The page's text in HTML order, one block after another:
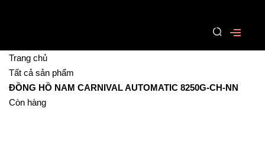
Trang chủ
Tất cả sản phẩm
ĐỒNG HỒ NAM CARNIVAL AUTOMATIC 8250G-CH-NN
Còn hàng